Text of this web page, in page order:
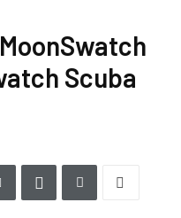
Scuba